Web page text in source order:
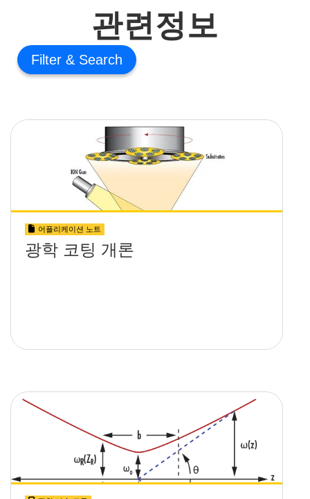
관련정보
Filter
어플리케이션 노트
광학 코팅 개론